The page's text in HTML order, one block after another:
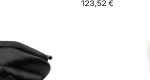
123,52 €